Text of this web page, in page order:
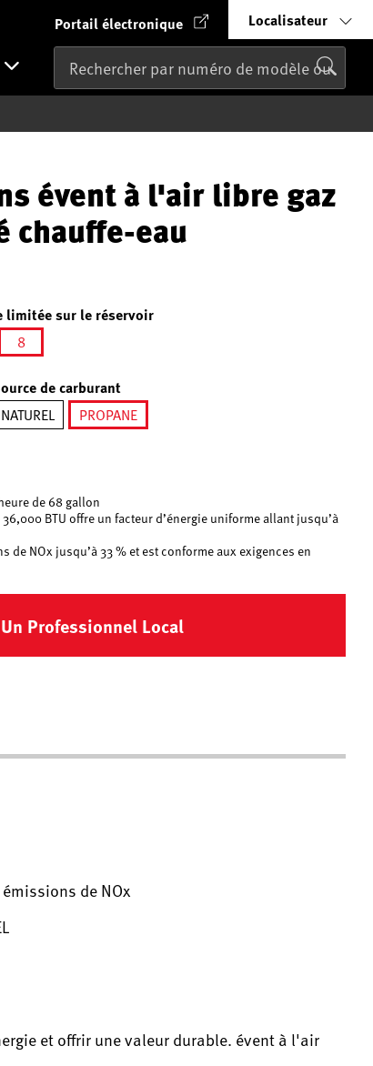
Portail électronique Localisateur
évent à l'air libre gaz
chauffe-eau
limitée sur le réservoir
8
de carburant
NATUREL
PROPANE
de 68 gallon
BTU offre un facteur d’énergie uniforme allant jusqu’à
de NOx jusqu’à 33 % et est conforme aux exigences en
Professionnel Local
de NOx
et offrir une valeur durable. évent à l'air